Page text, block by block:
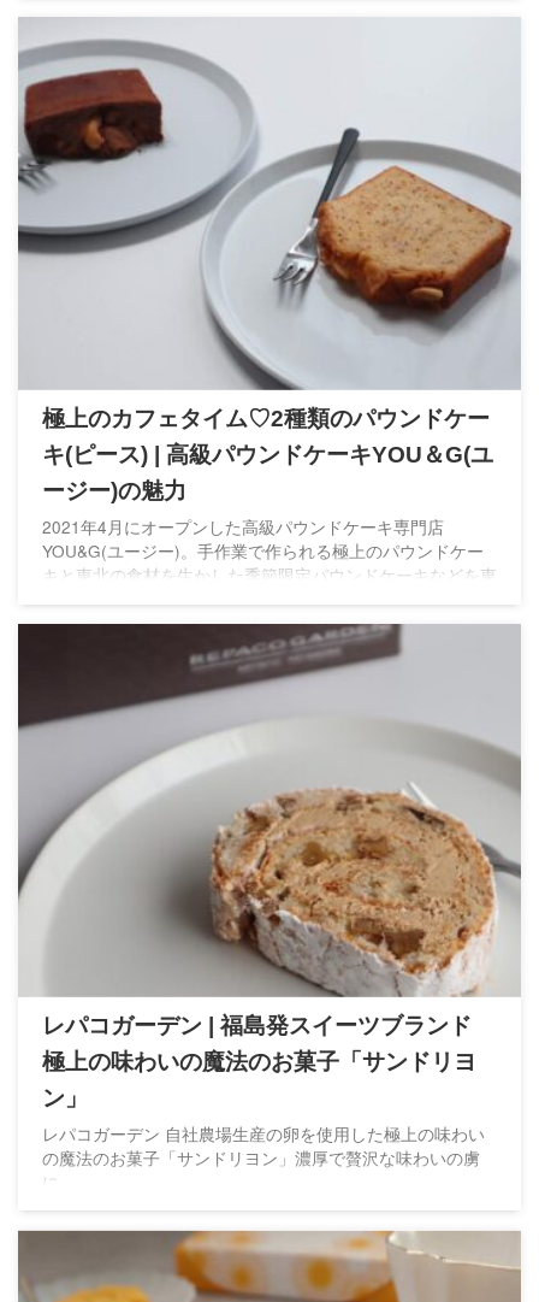
極上のカフェタイム♡2種類のパウンドケー
キ(ピース) | 高級パウンドケーキYOU＆G(ユ
ージー)の魅力
2021年4月にオープンした高級パウンドケーキ専門店
YOU&G(ユージー)。手作業で作られる極上のパウンドケー
キと東北の食材を生かした季節限定パウンドケーキなどを東
レパコガーデン | 福島発スイーツブランド
極上の味わいの魔法のお菓子「サンドリヨ
ン」
レパコガーデン 自社農場生産の卵を使用した極上の味わい
の魔法のお菓子「サンドリヨン」濃厚で贅沢な味わいの虜
に。